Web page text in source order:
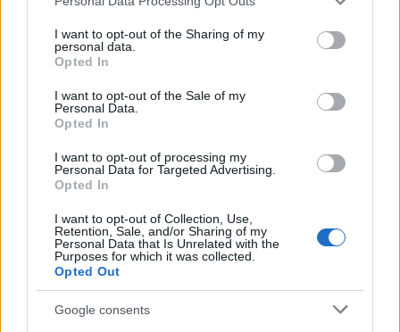
not limited to your visit or usage behaviour. You may click to
grant or deny consent to Google and its third-party tags to
use your data for below specified purposes in below Google
consent section.
I want to opt-out of the Sharing of my
personal data.
Opted In
I want to opt-out of the Sale of my
Personal Data.
Opted In
I want to opt-out of processing my
Personal Data for Targeted Advertising.
Opted In
I want to opt-out of Collection, Use,
Retention, Sale, and/or Sharing of my
Personal Data that Is Unrelated with the
Purposes for which it was collected.
Opted Out
Google consents
Ο Τραμπ είχε ανακοινώσει τον Φεβρουάριο ότι
σκόπευε να ζητήσει από τις ομοσπονδιακές
υπηρεσίες να δημοσιοποιήσουν τους φακέλους
που έχουν για τους εξωγήινους και τα UAP. Την
ίδια ημέρα, επιτέθηκε στον πρώην πρόεδρο
Μπαράκ Ομπάμα, κατηγορώντας τον ότι
δημοσιοποίησε «απόρρητες πληροφορίες» για
τους εξωγήινους.